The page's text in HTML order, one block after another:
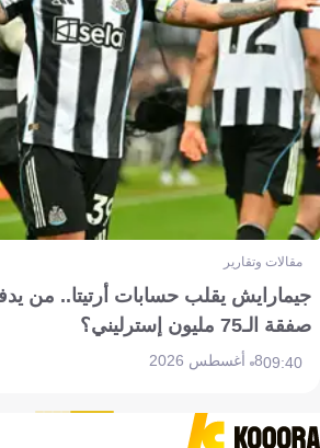
مقالات وتقارير
جيمارايش يقلب حسابات أرتيتا.. من
صفقة الـ75 مليون إسترليني؟
09:408 أغسطس 2026